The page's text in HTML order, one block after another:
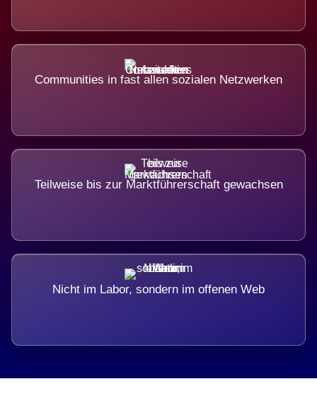
Communities in fast allen sozialen Netzwerken
Teilweise bis zur Marktführerschaft gewachsen
Nicht im Labor, sondern im offenen Web